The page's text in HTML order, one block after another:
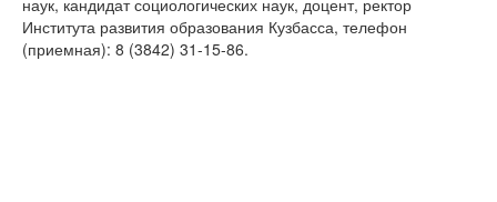
наук, кандидат социологических наук, доцент, ректор
Института развития образования Кузбасса, телефон
(приемная): 8 (3842) 31-15-86.